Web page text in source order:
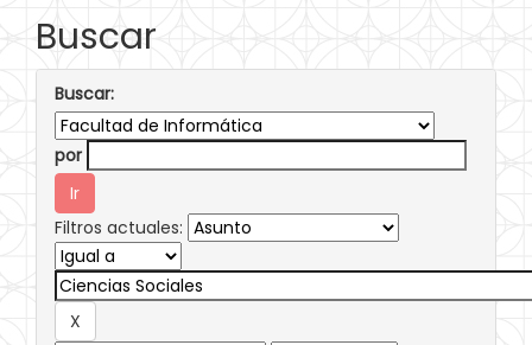
Buscar
Buscar:
por
Filtros actuales: